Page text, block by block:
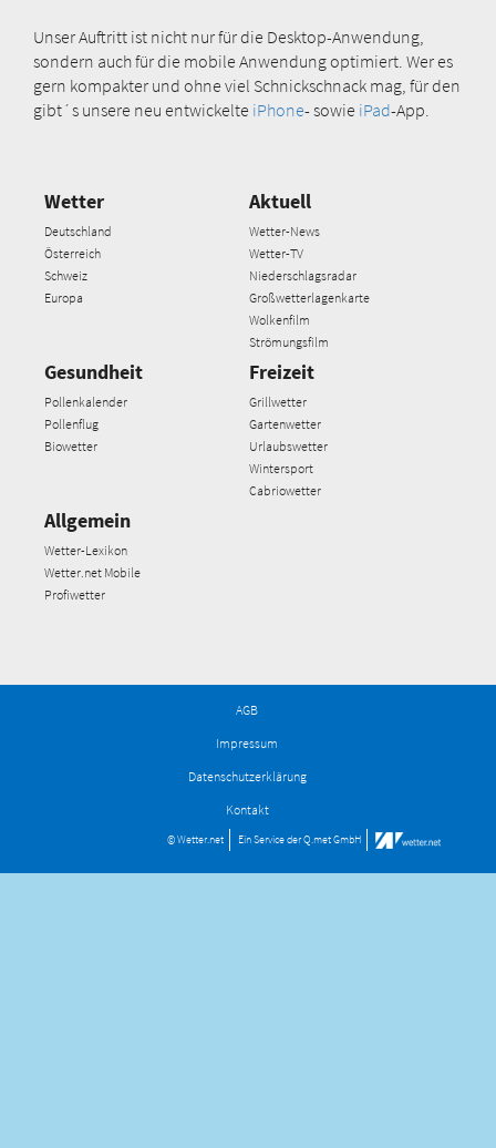
Unser Auftritt ist nicht nur für die Desktop-Anwendung,
sondern auch für die mobile Anwendung optimiert. Wer es
gern kompakter und ohne viel Schnickschnack mag, für den
gibt´s unsere neu entwickelte iPhone- sowie iPad-App.
Wetter
Deutschland
Österreich
Schweiz
Europa
Aktuell
Wetter-News
Wetter-TV
Niederschlagsradar
Großwetterlagenkarte
Wolkenfilm
Strömungsfilm
Gesundheit
Pollenkalender
Pollenflug
Biowetter
Freizeit
Grillwetter
Gartenwetter
Urlaubswetter
Wintersport
Cabriowetter
Allgemein
Wetter-Lexikon
Wetter.net Mobile
Profiwetter
AGB
Impressum
Datenschutzerklärung
Kontakt
© Wetter.net Ein Service derQ.met GmbH